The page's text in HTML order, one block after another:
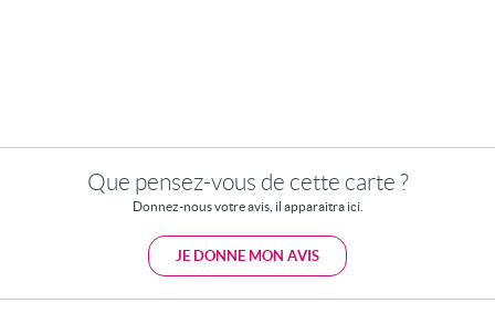
Que pensez-vous de cette carte ?
Donnez-nous votre avis, il apparaitra ici.
JE DONNE MON AVIS